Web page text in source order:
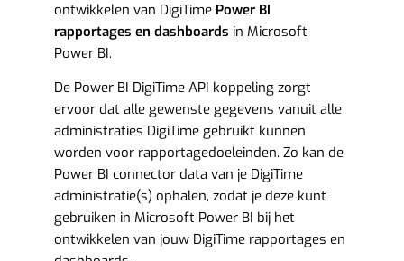
ontwikkelen van DigiTime Power BI
rapportages en dashboards in Microsoft
Power BI.
De Power BI DigiTime API koppeling zorgt
ervoor dat alle gewenste gegevens vanuit alle
administraties DigiTime gebruikt kunnen
worden voor rapportagedoeleinden. Zo kan de
Power BI connector data van je DigiTime
administratie(s) ophalen, zodat je deze kunt
gebruiken in Microsoft Power BI bij het
ontwikkelen van jouw DigiTime rapportages en